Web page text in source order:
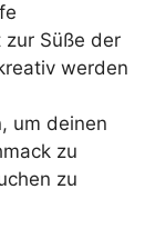
zur Süße der
werden
um deinen
zu
zu